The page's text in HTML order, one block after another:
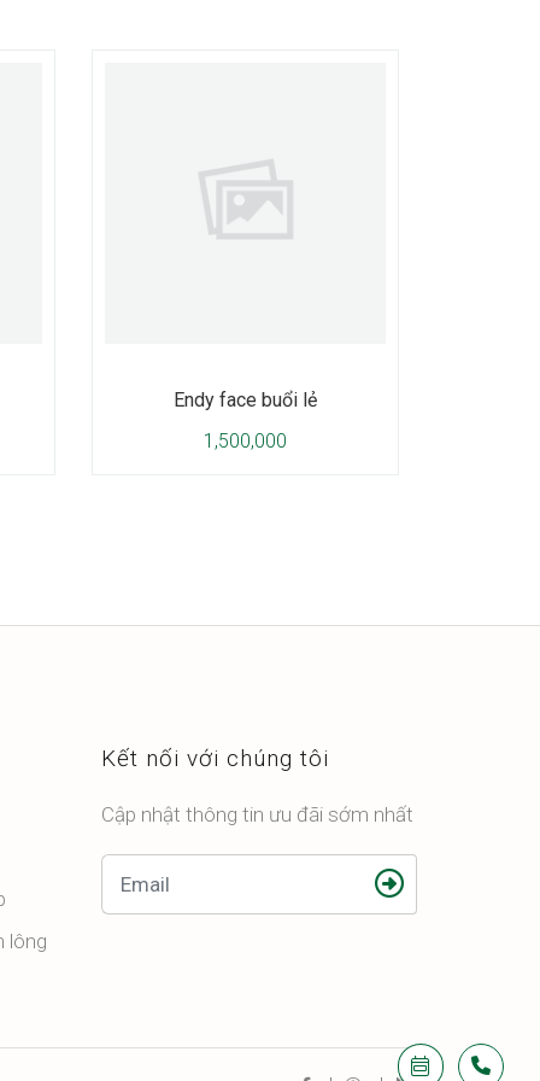
Endy face buổi lẻ
1,500,000
lông
Kết nối với chúng tôi
Cập nhật thông tin ưu đãi sớm nhất